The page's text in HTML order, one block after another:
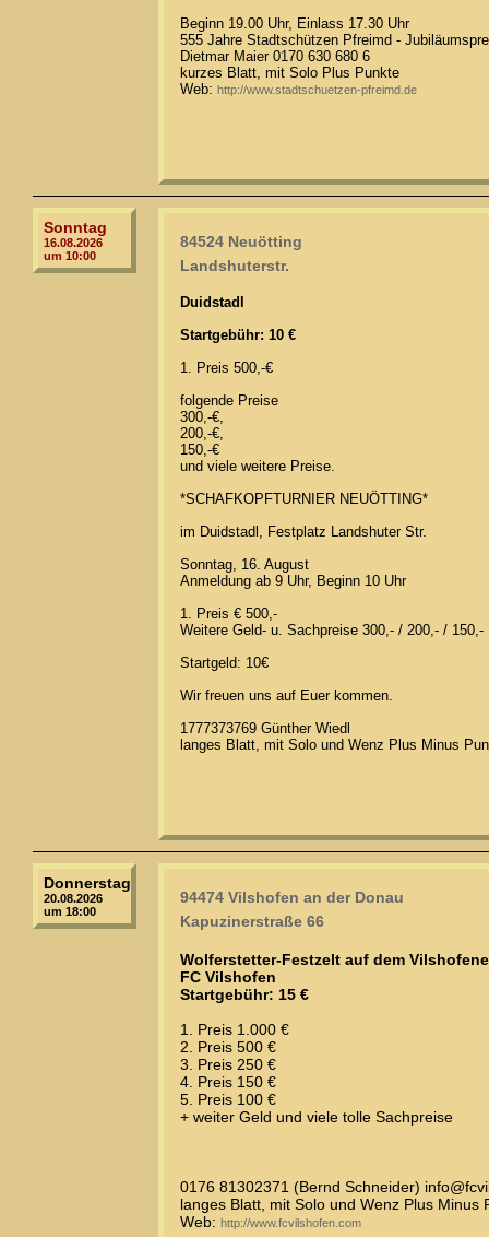
Beginn 19.00 Uhr, Einlass 17.30 Uhr
555 Jahre Stadtschützen Pfreimd -
Dietmar Maier 0170 630 680 6
kurzes Blatt, mit Solo Plus Punkte
Web: http://www.stadtschuetzen-pfreimd.de
Sonntag
16.08.2026
um 10:00
84524 Neuötting
Landshuterstr.
Duidstadl
Startgebühr: 10 €
1. Preis 500,-€
folgende Preise
300,-€,
200,-€,
150,-€
und viele weitere Preise.
*SCHAFKOPFTURNIER NEUÖTTING*
im Duidstadl, Festplatz Landshuter Str.
Sonntag, 16. August
Anmeldung ab 9 Uhr, Beginn 10 Uhr
1. Preis € 500,-
Weitere Geld- u. Sachpreise 300,- / 200,- / 150,-
Startgeld: 10€
Wir freuen uns auf Euer kommen.
1777373769 Günther Wiedl
langes Blatt, mit Solo und Wenz Plus Minus
Donnerstag
20.08.2026
um 18:00
94474 Vilshofen an der Donau
Kapuzinerstraße 66
Wolferstetter-Festzelt auf dem
FC Vilshofen
Startgebühr: 15 €
1. Preis 1.000 €
2. Preis 500 €
3. Preis 250 €
4. Preis 150 €
5. Preis 100 €
+ weiter Geld und viele tolle Sachpreise
0176 81302371 (Bernd Schneider)
langes Blatt, mit Solo und Wenz Plus Minus
Web: http://www.fcvilshofen.com